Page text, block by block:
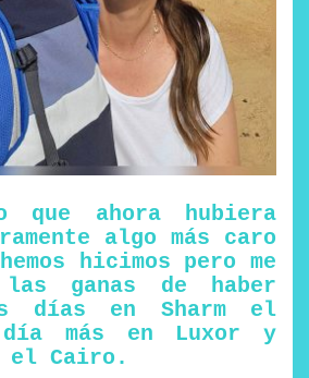
que ahora hubiera
algo más caro
hicimos pero me
las ganas de haber
días en Sharm el
más en Luxor y
el Cairo.